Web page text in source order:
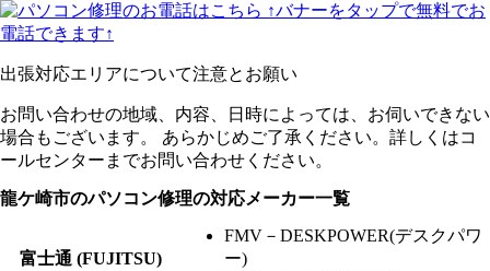
↑バナーをタップで無料でお
電話できます↑
出張対応エリアについて注意とお願い
お問い合わせの地域、内容、日時によっては、お伺いできない
場合もございます。 あらかじめご了承ください。詳しくはコ
ールセンターまでお問い合わせください。
龍ケ崎市のパソコン修理の対応メーカー一覧
富士通 (FUJITSU)
FMV－DESKPOWER(デスクパワ
ー)